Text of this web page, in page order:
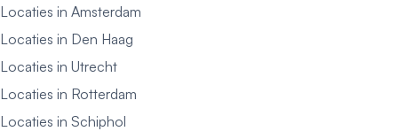
Locaties in Amsterdam
Locaties in Den Haag
Locaties in Utrecht
Locaties in Rotterdam
Locaties in Schiphol